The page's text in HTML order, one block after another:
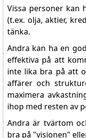
Vissa personer kan
(t.ex. olja, aktier,
tänka.
Andra kan ha en
effektiva på att
inte lika bra på att
affärer och
maximera
ihop med resten av
Andra är tvärtom
bra på "visionen"